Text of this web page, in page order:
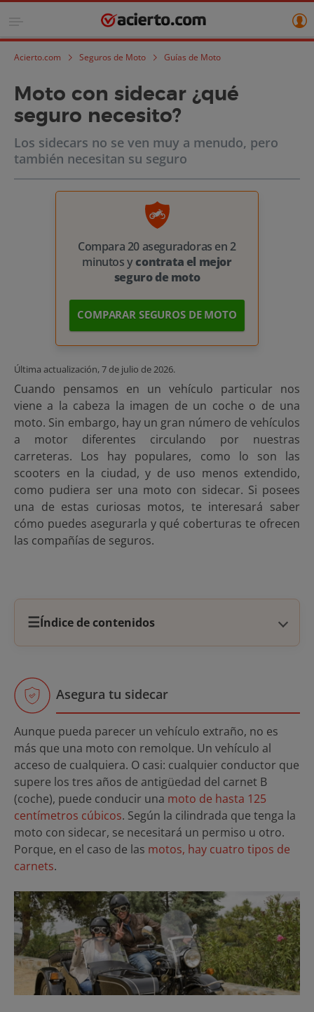
Acierto.com Seguros de Moto Guías de Moto
Moto con sidecar ¿qué
seguro necesito?
Los sidecars no se ven muy a menudo, pero
también necesitan su seguro
Compara 20 aseguradoras en 2
minutos ycontrata el mejor
seguro de moto
COMPARAR SEGUROS DE MOTO
Última actualización,7 de julio de 2026.
Cuando pensamos en un vehículo particular nos
viene a la cabeza la imagen de un coche o de una
moto. Sin embargo, hay un gran número de vehículos
a motor diferentes circulando por nuestras
carreteras. Los hay populares, como lo son las
scooters en la ciudad, y de uso menos extendido,
como pudiera ser una moto con sidecar. Si posees
una de estas curiosas motos, te interesará saber
cómo puedes asegurarla y qué coberturas te ofrecen
las compañías de seguros.
☰Índice de contenidos
Asegura tu sidecar
Aunque pueda parecer un vehículo extraño, no es
más que una moto con remolque. Un vehículo al
acceso de cualquiera. O casi: cualquier conductor que
supere los tres años de antigüedad del carnet B
(coche), puede conducir una moto de hasta 125
centímetros cúbicos. Según la cilindrada que tenga la
moto con sidecar, se necesitará un permiso u otro.
Porque, en el caso de las motos, hay cuatro tipos de
carnets.